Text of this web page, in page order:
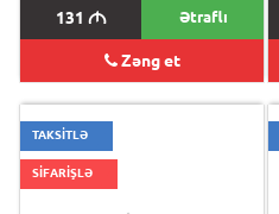
131 M Ətraflı
Zəng et
TAKSİTLƏ
SİFARİŞLƏ